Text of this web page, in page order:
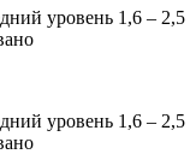
уровень 1,6 – 2,5
уровень 1,6 – 2,5